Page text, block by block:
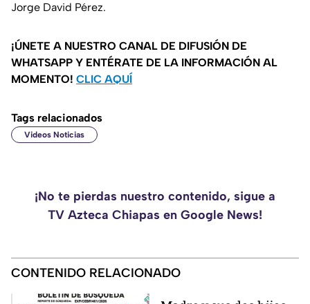
Jorge David Pérez.
¡ÚNETE A NUESTRO CANAL DE DIFUSIÓN DE
WHATSAPP Y ENTÉRATE DE LA INFORMACIÓN AL
MOMENTO! CLIC AQUÍ
Tags relacionados
Videos Noticias
¡No te pierdas nuestro contenido, sigue a
TV Azteca Chiapas en Google News!
CONTENIDO RELACIONADO